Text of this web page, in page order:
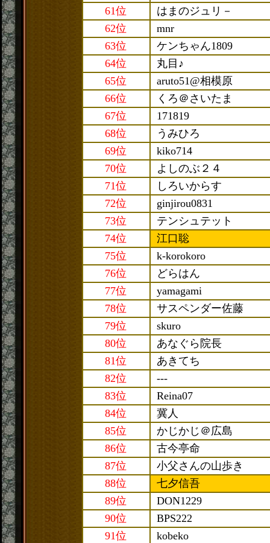
61位
はまのジュリ－
62位
mnr
63位
ケンちゃん1809
64位
丸目♪
65位
aruto51@相模原
66位
くろ＠さいたま
67位
171819
68位
うみひろ
69位
kiko714
70位
よしのぶ２４
71位
しろいからす
72位
ginjirou0831
73位
テンシュテット
74位
江口聡
75位
k-korokoro
76位
どらはん
77位
yamagami
78位
サスペンダー佐藤
79位
skuro
80位
あなぐら院長
81位
あきてち
82位
---
83位
Reina07
84位
冀人
85位
かじかじ＠広島
86位
古今亭命
87位
小父さんの山歩き
88位
七夕信吾
89位
DON1229
90位
BPS222
91位
kobeko